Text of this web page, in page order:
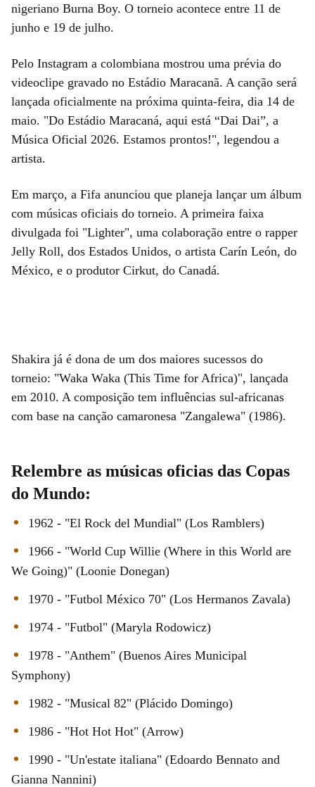
nigeriano Burna Boy. O torneio acontece entre 11 de
junho e 19 de julho.
Pelo Instagram a colombiana mostrou uma prévia do
videoclipe gravado no Estádio Maracanã. A canção será
lançada oficialmente na próxima quinta-feira, dia 14 de
maio. "Do Estádio Maracaná, aqui está “Dai Dai”, a
Música Oficial 2026. Estamos prontos!", legendou a
artista.
Em março, a Fifa anunciou que planeja lançar um álbum
com músicas oficiais do torneio. A primeira faixa
divulgada foi "Lighter", uma colaboração entre o rapper
Jelly Roll, dos Estados Unidos, o artista Carín León, do
México, e o produtor Cirkut, do Canadá.
Shakira já é dona de um dos maiores sucessos do
torneio: "Waka Waka (This Time for Africa)", lançada
em 2010. A composição tem influências sul-africanas
com base na canção camaronesa "Zangalewa" (1986).
Relembre as músicas oficias das Copas
do Mundo:
1962 - "El Rock del Mundial" (Los Ramblers)
1966 - "World Cup Willie (Where in this World are
We Going)" (Loonie Donegan)
1970 - "Futbol México 70" (Los Hermanos Zavala)
1974 - "Futbol" (Maryla Rodowicz)
1978 - "Anthem" (Buenos Aires Municipal
Symphony)
1982 - "Musical 82" (Plácido Domingo)
1986 - "Hot Hot Hot" (Arrow)
1990 - "Un'estate italiana" (Edoardo Bennato and
Gianna Nannini)